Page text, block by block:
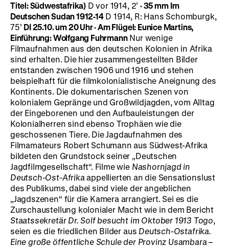
Titel: Südwestafrika) D vor 1914, 2’ · 35 mm Im
Deutschen Sudan 1912-14D 1914, R: Hans Schomburgk,
75’ DI 25.10. um 20 Uhr · Am Flügel: Eunice Martins,
Einführung: Wolfgang FuhrmannNur wenige
Filmaufnahmen aus den deutschen Kolonien in Afrika
sind erhalten. Die hier zusammengestellten Bilder
entstanden zwischen 1906 und 1916 und stehen
beispielhaft für die filmkolonialistische Aneignung des
Kontinents. Die dokumentarischen Szenen von
kolonialem Gepränge und Großwildjagden, vom Alltag
der Eingeborenen und den Aufbauleistungen der
Kolonialherren sind ebenso Trophäen wie die
geschossenen Tiere. Die Jagdaufnahmen des
Filmamateurs Robert Schumann aus Südwest-Afrika
bildeten den Grundstock seiner „Deutschen
Jagdfilmgesellschaft“. Filme wie Nashornjagd in
Deutsch-Ost-Afrikaappellierten an die Sensationslust
des Publikums, dabei sind viele der angeblichen
„Jagdszenen“ für die Kamera arrangiert. Sei es die
Zurschaustellung kolonialer Macht wie in dem Bericht
Staatssekretär Dr. Solf besucht im Oktober 1913 Togo,
seien es die friedlichen Bilder aus Deutsch-Ostafrika.
Eine große öffentliche Schule der Provinz Usambara–